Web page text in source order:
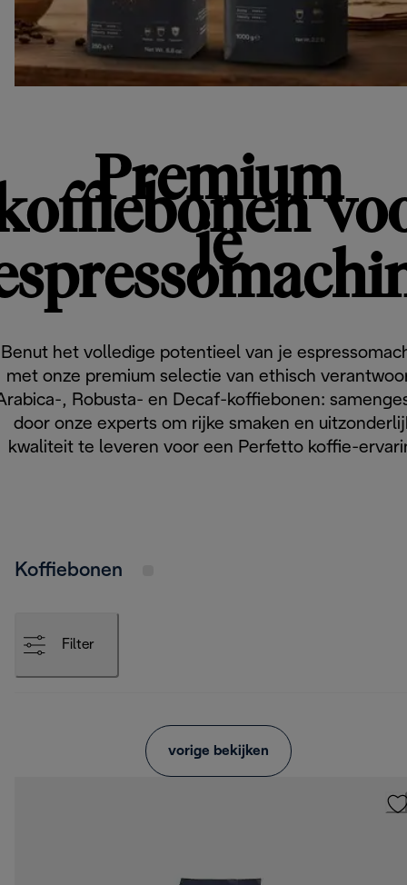
Premium
je
Benut het volledige potentieel van je
met onze premium selectie van ethisch
, Robusta- en Decaf-koffiebonen:
door onze experts om rijke smaken en
kwaliteit te leveren voor een Perfetto koffie-
Koffiebonen
Filter
vorige bekijken